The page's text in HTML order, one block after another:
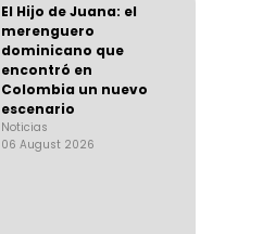
El Hijo de Juana: el
merenguero
dominicano que
encontró en
Colombia un nuevo
escenario
Noticias
06 August 2026